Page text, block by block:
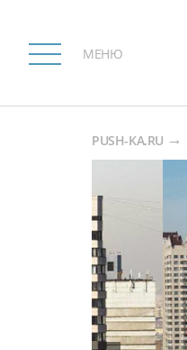
МЕНЮ
PUSH-KA.RU